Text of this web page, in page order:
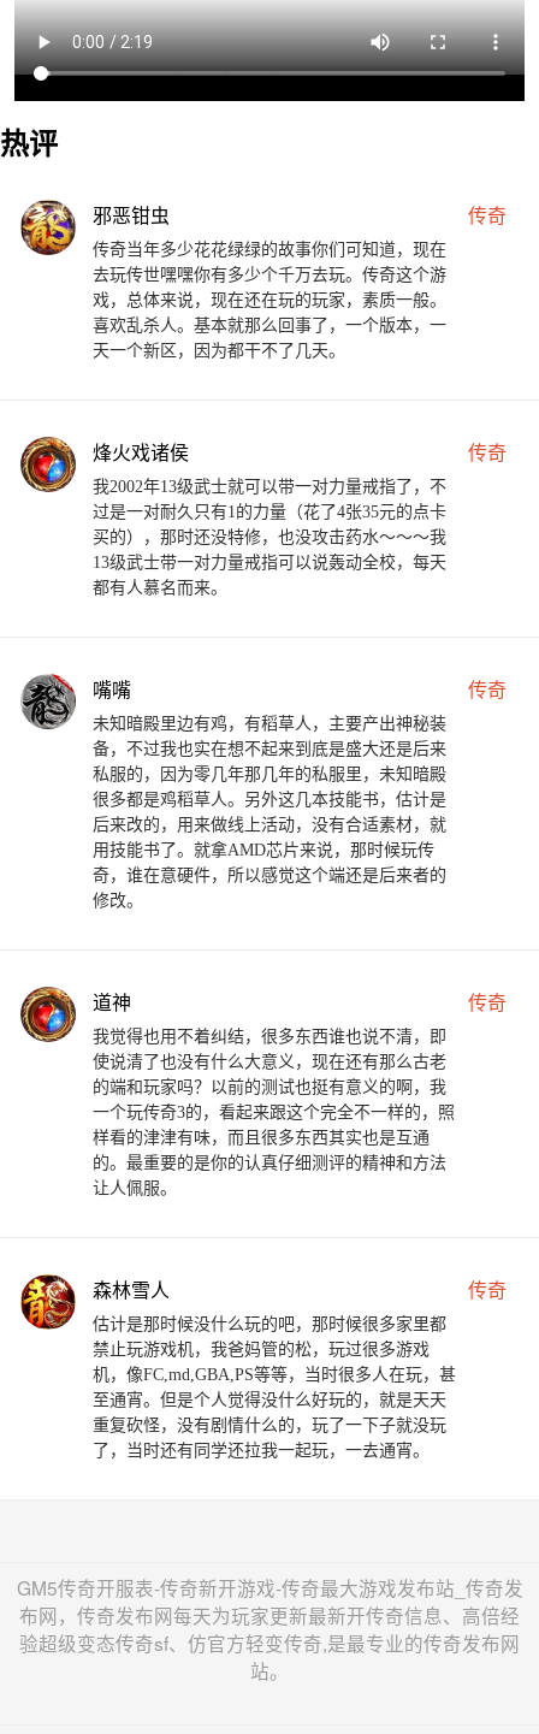
热评
邪恶钳虫 传奇
传奇当年多少花花绿绿的故事你们可知道，现在
去玩传世嘿嘿你有多少个千万去玩。传奇这个游
戏，总体来说，现在还在玩的玩家，素质一般。
喜欢乱杀人。基本就那么回事了，一个版本，一
天一个新区，因为都干不了几天。
烽火戏诸侯 传奇
我2002年13级武士就可以带一对力量戒指了，不
过是一对耐久只有1的力量（花了4张35元的点卡
买的），那时还没特修，也没攻击药水～～～我
13级武士带一对力量戒指可以说轰动全校，每天
都有人慕名而来。
嘴嘴 传奇
未知暗殿里边有鸡，有稻草人，主要产出神秘装
备，不过我也实在想不起来到底是盛大还是后来
私服的，因为零几年那几年的私服里，未知暗殿
很多都是鸡稻草人。另外这几本技能书，估计是
后来改的，用来做线上活动，没有合适素材，就
用技能书了。就拿AMD芯片来说，那时候玩传
奇，谁在意硬件，所以感觉这个端还是后来者的
修改。
道神 传奇
我觉得也用不着纠结，很多东西谁也说不清，即
使说清了也没有什么大意义，现在还有那么古老
的端和玩家吗？以前的测试也挺有意义的啊，我
一个玩传奇3的，看起来跟这个完全不一样的，照
样看的津津有味，而且很多东西其实也是互通
的。最重要的是你的认真仔细测评的精神和方法
让人佩服。
森林雪人 传奇
估计是那时候没什么玩的吧，那时候很多家里都
禁止玩游戏机，我爸妈管的松，玩过很多游戏
机，像FC,md,GBA,PS等等，当时很多人在玩，甚
至通宵。但是个人觉得没什么好玩的，就是天天
重复砍怪，没有剧情什么的，玩了一下子就没玩
了，当时还有同学还拉我一起玩，一去通宵。
GM5传奇开服表-传奇新开游戏-传奇最大游戏发布站_传奇发
布网，传奇发布网每天为玩家更新最新开传奇信息、高倍经
验超级变态传奇sf、仿官方轻变传奇,是最专业的传奇发布网
站。